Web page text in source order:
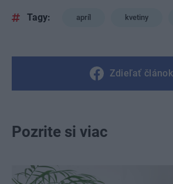
Tagy: apríl kvetiny
Zdieľať článok
Pozrite si viac